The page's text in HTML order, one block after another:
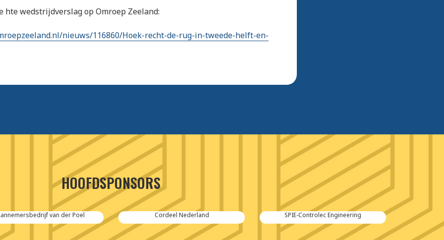
hte wedstrijdverslag op Omroep Zeeland:
nieuws/116860/Hoek-recht-de-rug-in-tweede-helft-en-
HOOFDSPONSORS
Cordeel Nederland SPIE-Controlec Engineering Kraker Trailers